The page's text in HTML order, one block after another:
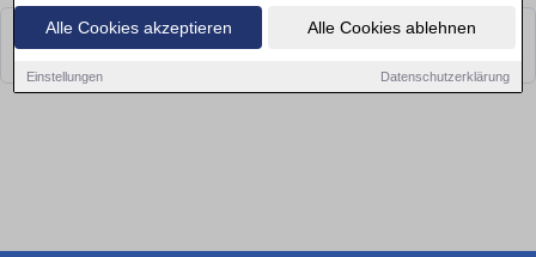
Alle Cookies akzeptieren Alle Cookies ablehnen
Einstellungen Datenschutzerklärung
Leider konnten wir derzeit keine passenden Objekte finden. Schauen Sie